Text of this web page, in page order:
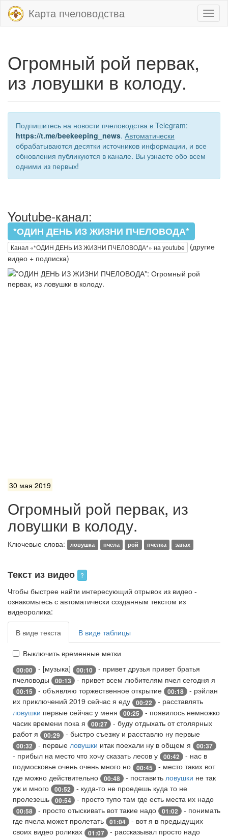
Карта пчеловодства
Огромный рой первак,
из ловушки в колоду.
Подпишитесь на новости пчеловодства в Telegram:
https://t.me/beekeeping_news. Автоматически
обрабатываются десятки источников информации, и все
обновления публикуются в канале. Вы узнаете обо всем
одними из первых!
Youtube-канал:
*ОДИН ДЕНЬ ИЗ ЖИЗНИ ПЧЕЛОВОДА*
Канал «*ОДИН ДЕНЬ ИЗ ЖИЗНИ ПЧЕЛОВОДА*» на youtube
(другие
видео + подписка)
30 мая 2019
Огромный рой первак, из
ловушки в колоду.
Ключевые слова: ловушка пчела рой пчелка запах
Текст из видео ?
Чтобы быстрее найти интересующий отрывок из видео -
ознакомьтесь с автоматически созданным текстом из
видеоролика:
В виде текста В виде таблицы
Выключить временные метки
00:00 - [музыка] 00:10
- привет друзья привет братья
пчеловоды
00:13 - привет всем любителям пчел сегодня я
00:15 - объявляю торжественное открытие 00:18
- рэйлан
их приключений 2019 сейчас я еду
00:22
- расставлять
ловушки первые сейчас у меня 00:25
- появилось немножко
часик времени пока я
00:27
- буду отдыхать от столярных
работ я
00:29 - быстро съезжу и расставлю ну первые
00:32 - первые ловушки итак поехали ну в общем я 00:37
- прибыл на место что хочу сказать лесов у 00:42
- нас в
подмосковье очень очень много но
00:45
- место таких вот
где можно действительно
00:48 - поставить ловушки не так
уж и много
00:52
- куда-то не проедешь куда то не
пролезешь
00:54 - просто тупо там где есть места их надо
00:58 - просто отыскивать вот такие надо 01:02
- понимать
где пчела может пролетать
01:04
- вот я в предыдущих
своих видео роликах
01:07
- рассказывал просто надо